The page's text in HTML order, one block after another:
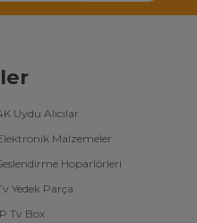
Uydu Alıcılar
Malzemeler
Hoparlörleri
Yedek Parça
Tv Box